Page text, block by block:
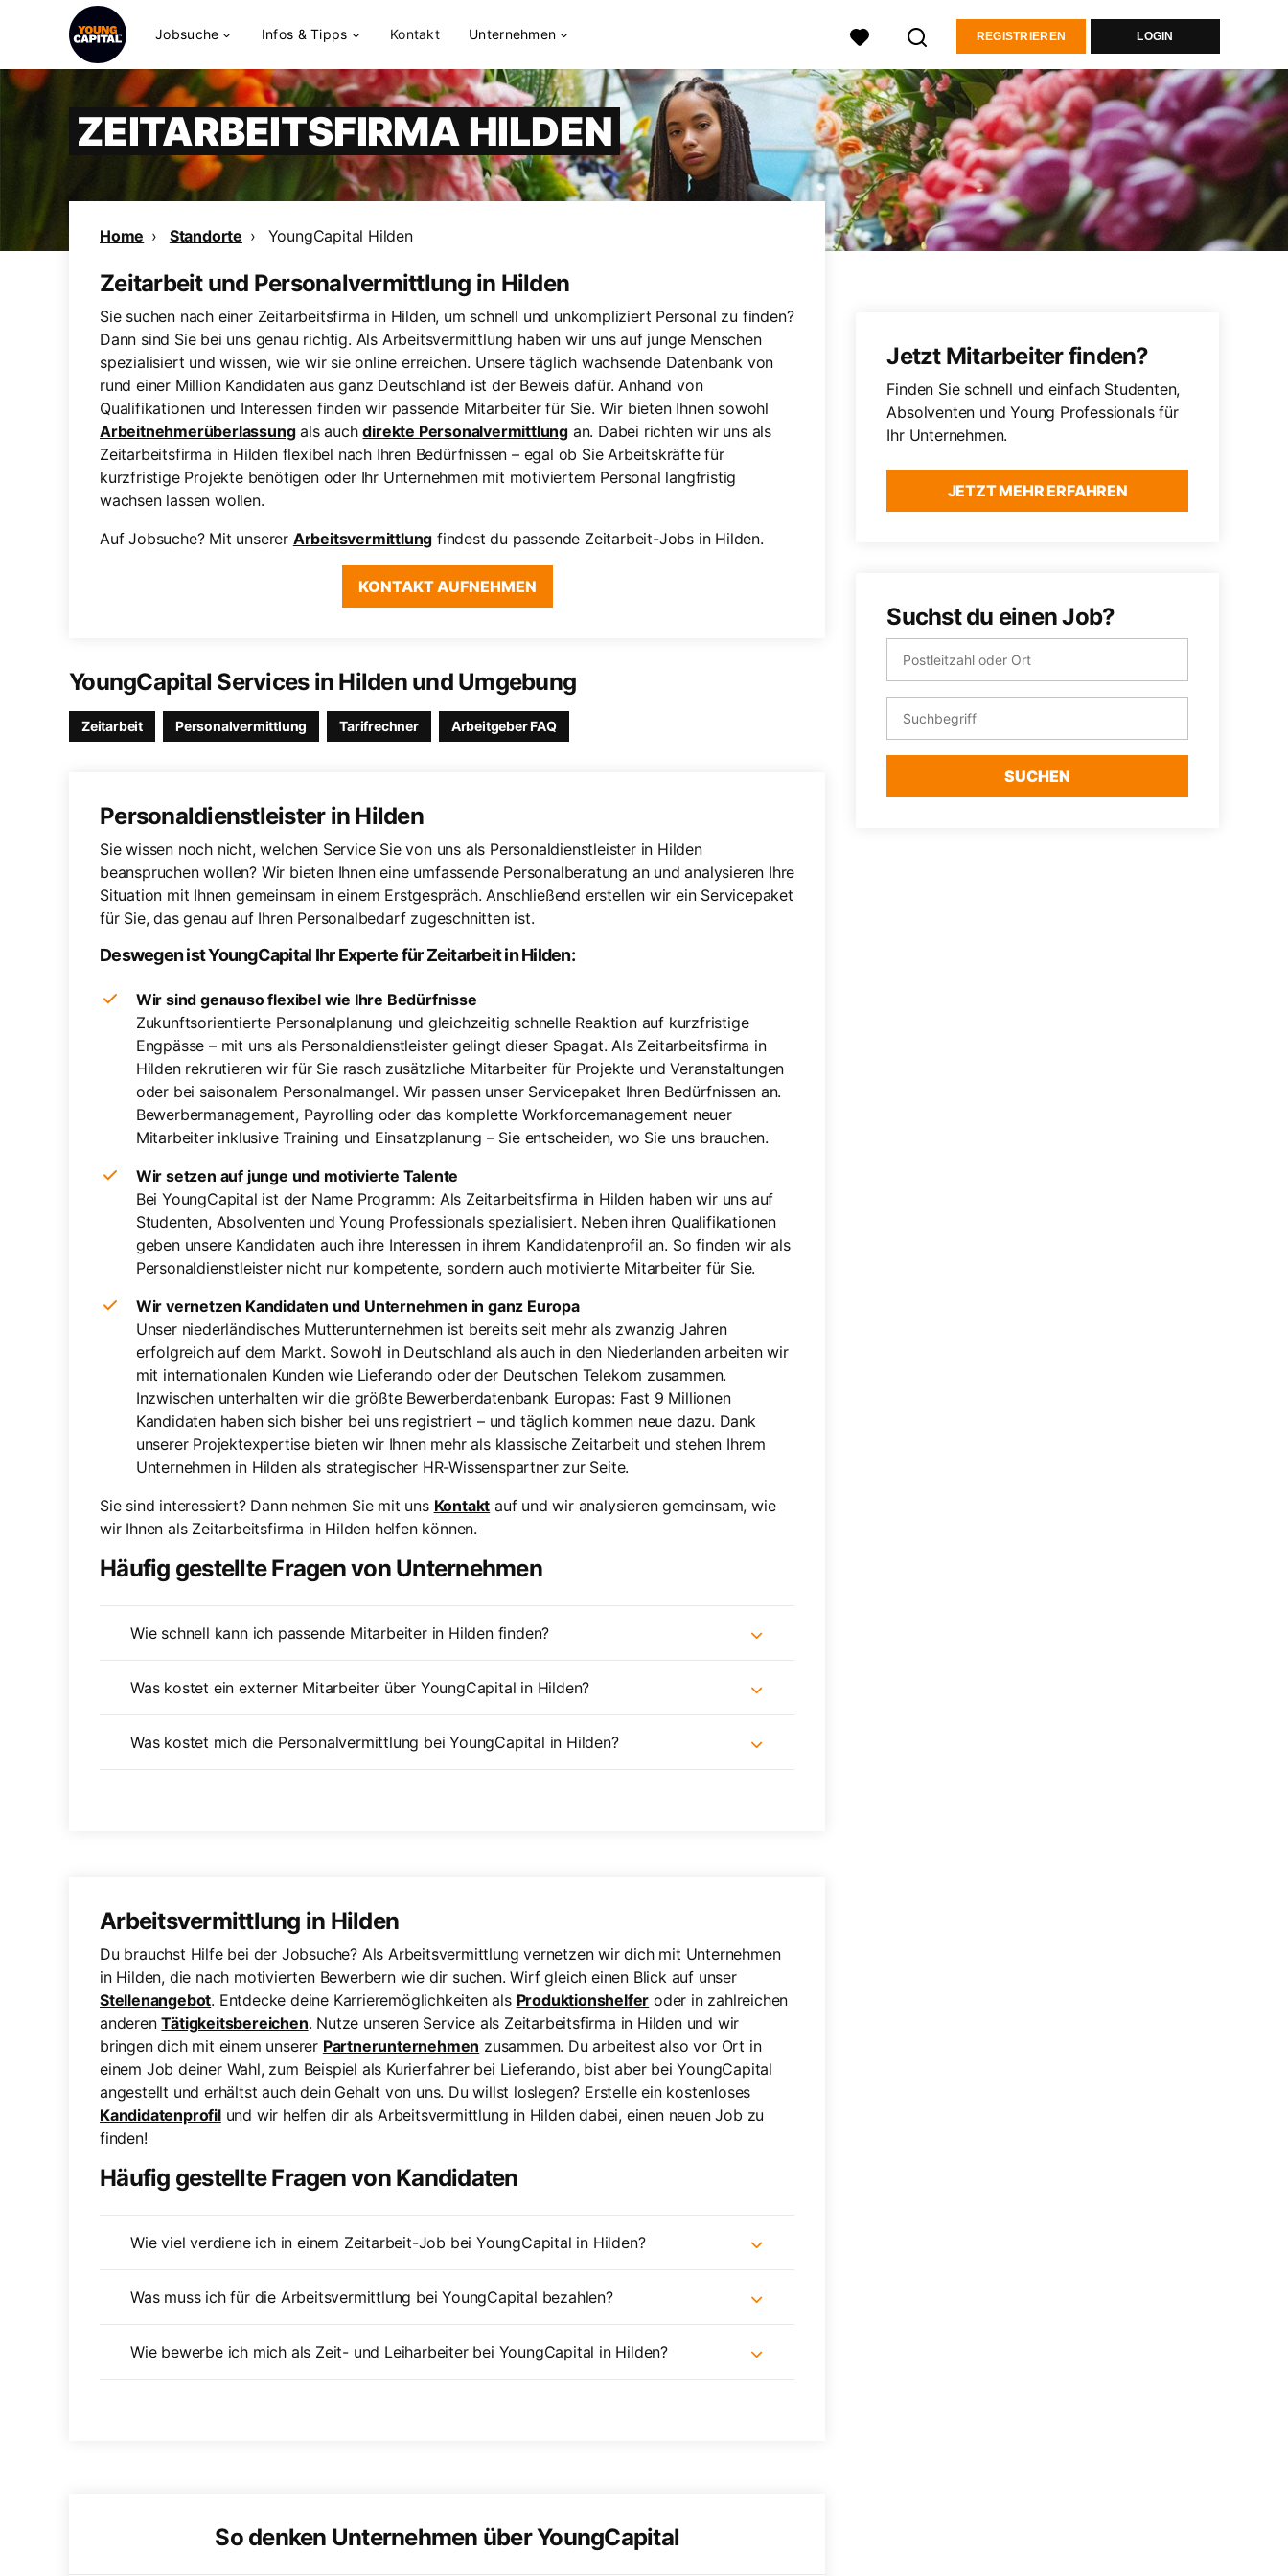
Jobsuche Infos & Tipps Kontakt Unternehmen REGISTRIEREN LOGIN
ZEITARBEITSFIRMA HILDEN
Home Standorte YoungCapital Hilden
Zeitarbeit und Personalvermittlung in Hilden
Sie suchen nach einer Zeitarbeitsfirma in Hilden, um schnell und unkompliziert Personal zu finden?
Dann sind Sie bei uns genau richtig. Als Arbeitsvermittlung haben wir uns auf junge Menschen
spezialisiert und wissen, wie wir sie online erreichen. Unsere täglich wachsende Datenbank von
rund einer Million Kandidaten aus ganz Deutschland ist der Beweis dafür. Anhand von
Qualifikationen und Interessen finden wir passende Mitarbeiter für Sie. Wir bieten Ihnen sowohl
Arbeitnehmerüberlassungals auchdirekte Personalvermittlung an. Dabei richten wir uns als
Zeitarbeitsfirma in Hilden flexibel nach Ihren Bedürfnissen – egal ob Sie Arbeitskräfte für
kurzfristige Projekte benötigen oder Ihr Unternehmen mit motiviertem Personal langfristig
wachsen lassen wollen.
Auf Jobsuche? Mit unserer Arbeitsvermittlung findest du passende Zeitarbeit-Jobs in Hilden.
KONTAKT AUFNEHMEN
YoungCapital Services in Hilden und Umgebung
Zeitarbeit Personalvermittlung Tarifrechner Arbeitgeber FAQ
Personaldienstleister in Hilden
Sie wissen noch nicht, welchen Service Sie von uns als Personaldienstleister in Hilden
beanspruchen wollen? Wir bieten Ihnen eine umfassende Personalberatung an und analysieren Ihre
Situation mit Ihnen gemeinsam in einem Erstgespräch. Anschließend erstellen wir ein Servicepaket
für Sie, das genau auf Ihren Personalbedarf zugeschnitten ist.
Deswegen ist YoungCapital Ihr Experte für Zeitarbeit in Hilden:
Wir sind genauso flexibel wie Ihre Bedürfnisse
Zukunftsorientierte Personalplanung und gleichzeitig schnelle Reaktion auf kurzfristige
Engpässe – mit uns als Personaldienstleister gelingt dieser Spagat. Als Zeitarbeitsfirma in
Hilden rekrutieren wir für Sie rasch zusätzliche Mitarbeiter für Projekte und Veranstaltungen
oder bei saisonalem Personalmangel. Wir passen unser Servicepaket Ihren Bedürfnissen an.
Bewerbermanagement, Payrolling oder das komplette Workforcemanagement neuer
Mitarbeiter inklusive Training und Einsatzplanung – Sie entscheiden, wo Sie uns brauchen.
Wir setzen auf junge und motivierte Talente
Bei YoungCapital ist der Name Programm: Als Zeitarbeitsfirma in Hilden haben wir uns auf
Studenten, Absolventen und Young Professionals spezialisiert. Neben ihren Qualifikationen
geben unsere Kandidaten auch ihre Interessen in ihrem Kandidatenprofil an. So finden wir als
Personaldienstleister nicht nur kompetente, sondern auch motivierte Mitarbeiter für Sie.
Wir vernetzen Kandidaten und Unternehmen in ganz Europa
Unser niederländisches Mutterunternehmen ist bereits seit mehr als zwanzig Jahren
erfolgreich auf dem Markt. Sowohl in Deutschland als auch in den Niederlanden arbeiten wir
mit internationalen Kunden wie Lieferando oder der Deutschen Telekom zusammen.
Inzwischen unterhalten wir die größte Bewerberdatenbank Europas: Fast 9 Millionen
Kandidaten haben sich bisher bei uns registriert – und täglich kommen neue dazu. Dank
unserer Projektexpertise bieten wir Ihnen mehr als klassische Zeitarbeit und stehen Ihrem
Unternehmen in Hilden als strategischer HR-Wissenspartner zur Seite.
Sie sind interessiert? Dann nehmen Sie mit uns Kontakt auf und wir analysieren gemeinsam, wie
wir Ihnen als Zeitarbeitsfirma in Hilden helfen können.
Häufig gestellte Fragen von Unternehmen
Wie schnell kann ich passende Mitarbeiter in Hilden finden?
Was kostet ein externer Mitarbeiter über YoungCapital in Hilden?
Was kostet mich die Personalvermittlung bei YoungCapital in Hilden?
Arbeitsvermittlung in Hilden
Du brauchst Hilfe bei der Jobsuche? Als Arbeitsvermittlung vernetzen wir dich mit Unternehmen
in Hilden, die nach motivierten Bewerbern wie dir suchen. Wirf gleich einen Blick auf unser
Stellenangebot. Entdecke deine Karrieremöglichkeiten als Produktionshelfer oder in zahlreichen
anderenTätigkeitsbereichen. Nutze unseren Service als Zeitarbeitsfirma in Hilden und wir
bringen dich mit einem unserer Partnerunternehmen zusammen. Du arbeitest also vor Ort in
einem Job deiner Wahl, zum Beispiel als Kurierfahrer bei Lieferando, bist aber bei YoungCapital
angestellt und erhältst auch dein Gehalt von uns. Du willst loslegen? Erstelle ein kostenloses
Kandidatenprofilund wir helfen dir als Arbeitsvermittlung in Hilden dabei, einen neuen Job zu
finden!
Häufig gestellte Fragen von Kandidaten
Wie viel verdiene ich in einem Zeitarbeit-Job bei YoungCapital in Hilden?
Was muss ich für die Arbeitsvermittlung bei YoungCapital bezahlen?
Wie bewerbe ich mich als Zeit- und Leiharbeiter bei YoungCapital in Hilden?
So denken Unternehmen über YoungCapital
Jetzt Mitarbeiter finden?
Finden Sie schnell und einfach Studenten,
Absolventen und Young Professionals für
Ihr Unternehmen.
JETZT MEHR ERFAHREN
Suchst du einen Job?
SUCHEN